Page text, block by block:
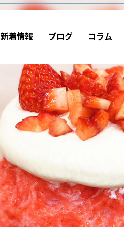
新着情報 ブログ コラム